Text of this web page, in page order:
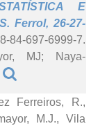
E
Ferrol, 26-27-
84-697-6999-7.
MJ; Naya-
Ferreiros, R.,
M.J., Vila